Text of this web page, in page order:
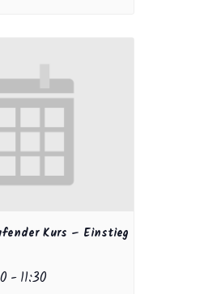
Kurs – Einstieg
-11:30